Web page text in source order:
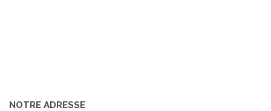
NOTRE ADRESSE